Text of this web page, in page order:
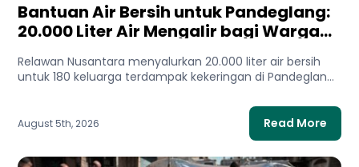
Bantuan Air Bersih untuk Pandeglang:
20.000 Liter Air Mengalir bagi Warga
Relawan Nusantara menyalurkan 20.000 liter air bersih
untuk 180 keluarga terdampak kekeringan di Pandeglang,
August 5th, 2026 Read More